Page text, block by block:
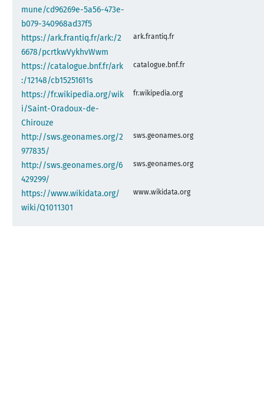
mune/cd96269e-5a56-473e-
b079-340968ad37f5
https://ark.frantiq.fr/ark:/2
6678/pcrtkwVykhvWwm
ark.frantiq.fr
https://catalogue.bnf.fr/ark
:/12148/cb15251611s
catalogue.bnf.fr
https://fr.wikipedia.org/wik
i/Saint-Oradoux-de-
Chirouze
fr.wikipedia.org
http://sws.geonames.org/2
977835/
sws.geonames.org
http://sws.geonames.org/6
429299/
sws.geonames.org
https://www.wikidata.org/
wiki/Q1011301
www.wikidata.org